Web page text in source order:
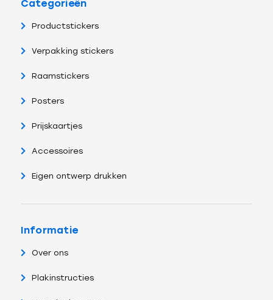
Categorieën
Productstickers
Verpakking stickers
Raamstickers
Posters
Prijskaartjes
Accessoires
Eigen ontwerp drukken
Informatie
Over ons
Plakinstructies